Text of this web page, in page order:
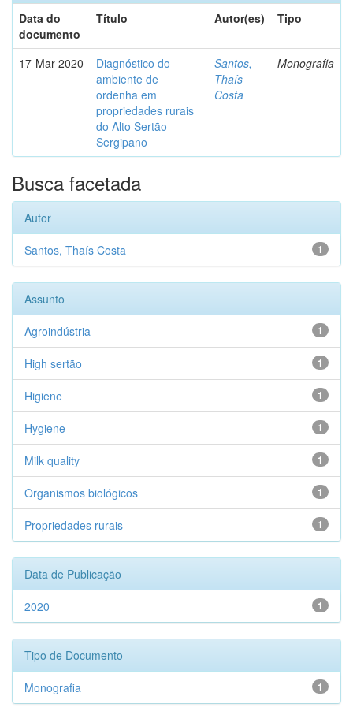
Data do
documento
Título Autor(es) Tipo
17-Mar-2020
Diagnóstico do
ambiente de
ordenha em
propriedades rurais
do Alto Sertão
Sergipano
Santos,
Thaís
Costa
Monografia
Busca facetada
Autor
1
Santos, Thaís Costa
Assunto
1
Agroindústria
1
High sertão
1
Higiene
1
Hygiene
1
Milk quality
1
Organismos biológicos
1
Propriedades rurais
Data de Publicação
1
2020
Tipo de Documento
1
Monografia